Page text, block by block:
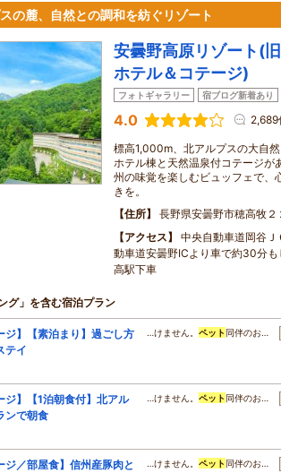
の麓、自然との調和を紡ぐリゾート
安曇野高原リゾート(
ホテル＆コテージ)
フォトギャラリー 宿ブログ新着あり
4.0 2,689
標高1,000m、北アルプスの大自
ホテル棟と天然温泉付コテージが
州の味覚を楽しむビュッフェで、
きを。
住所
長野県安曇野市穂高牧２
アクセス
中央自動車道岡谷
動車道安曇野ICより車で約30分
高駅下車
グ」を含む宿泊プラン
ジ】【素泊まり】過ごし方
テイ
…けません。 ペット 同伴のお…
ジ】【1泊朝食付】北アル
ンで朝食
…けません。 ペット 同伴のお…
ジ／部屋食】信州産豚肉と
…けません。 ペット 同伴のお…